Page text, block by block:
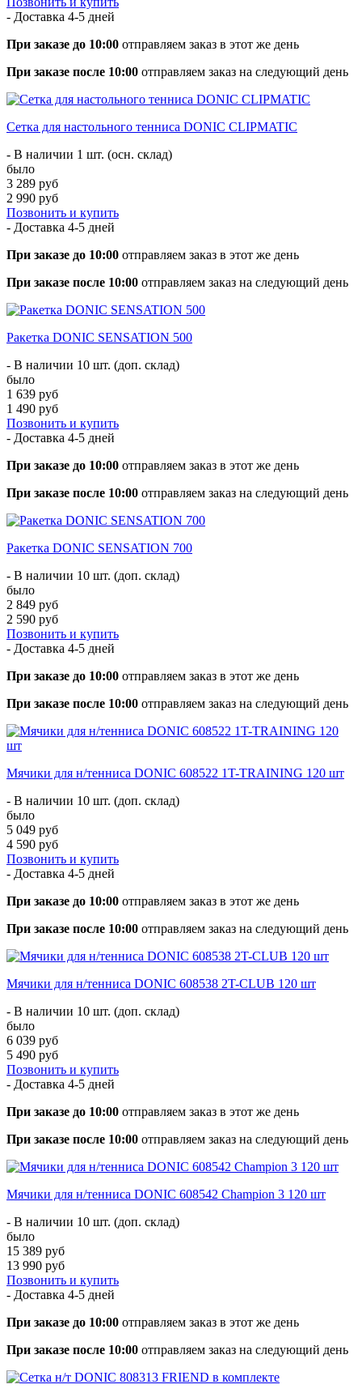
- Доставка 4-5 дней
При заказе до 10:00 отправляем заказ в этот же день
При заказе после 10:00 отправляем заказ на следующий день
Сетка для настольного тенниса DONIC CLIPMATIC
- В наличии 1 шт. (осн. склад)
было
3 289 руб
2 990 руб
Позвонить и купить
- Доставка 4-5 дней
При заказе до 10:00 отправляем заказ в этот же день
При заказе после 10:00 отправляем заказ на следующий день
Ракетка DONIC SENSATION 500
- В наличии 10 шт. (доп. склад)
было
1 639 руб
1 490 руб
Позвонить и купить
- Доставка 4-5 дней
При заказе до 10:00 отправляем заказ в этот же день
При заказе после 10:00 отправляем заказ на следующий день
Ракетка DONIC SENSATION 700
- В наличии 10 шт. (доп. склад)
было
2 849 руб
2 590 руб
Позвонить и купить
- Доставка 4-5 дней
При заказе до 10:00 отправляем заказ в этот же день
При заказе после 10:00 отправляем заказ на следующий день
Мячики для н/тенниса DONIC 608522 1T-TRAINING 120 шт
- В наличии 10 шт. (доп. склад)
было
5 049 руб
4 590 руб
Позвонить и купить
- Доставка 4-5 дней
При заказе до 10:00 отправляем заказ в этот же день
При заказе после 10:00 отправляем заказ на следующий день
Мячики для н/тенниса DONIC 608538 2T-CLUB 120 шт
- В наличии 10 шт. (доп. склад)
было
6 039 руб
5 490 руб
Позвонить и купить
- Доставка 4-5 дней
При заказе до 10:00 отправляем заказ в этот же день
При заказе после 10:00 отправляем заказ на следующий день
Мячики для н/тенниса DONIC 608542 Champion 3 120 шт
- В наличии 10 шт. (доп. склад)
было
15 389 руб
13 990 руб
Позвонить и купить
- Доставка 4-5 дней
При заказе до 10:00 отправляем заказ в этот же день
При заказе после 10:00 отправляем заказ на следующий день